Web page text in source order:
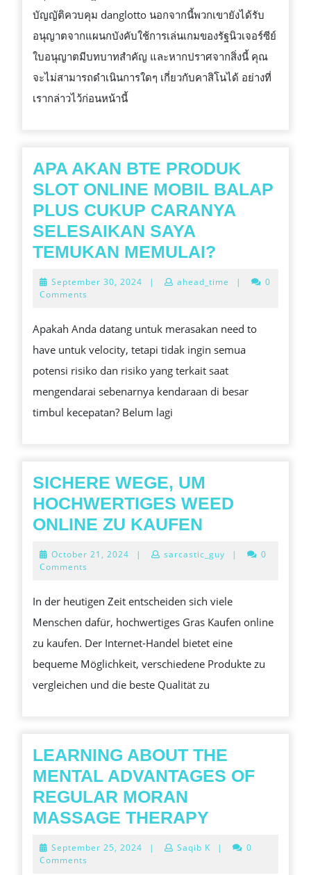
บัญญัติควบคุม danglotto นอกจากนี้พวกเขายังได้รับ
อนุญาตจากแผนกบังคับใช้การเล่นเกมของรัฐนิวเจอร์ซีย์
ใบอนุญาตมีบทบาทสำคัญ และหากปราศจากสิ่งนี้ คุณ
จะไม่สามารถดำเนินการใดๆ เกี่ยวกับคาสิโนได้ อย่างที่
เรากล่าวไว้ก่อนหน้านี้
APA AKAN BTE PRODUK
SLOT ONLINE MOBIL BALAP
PLUS CUKUP CARANYA
SELESAIKAN SAYA
TEMUKAN MEMULAI?
BTE
SLOT
ONLINE
MOBIL
BALAP
SAYA
September 30, 2024 September
| ahead_time |
0
Comments
Apakah Anda datang untuk merasakan need to
have untuk velocity, tetapi tidak ingin semua
potensi risiko dan risiko yang terkait saat
mengendarai sebenarnya kendaraan di besar
timbul kecepatan? Belum lagi
SICHERE WEGE, UM
HOCHWERTIGES WEED
ONLINE ZU KAUFEN
UM
WEED
ONLINE
ZU
KAUFEN
October 21, 2024 October
| sarcastic_guy |
0
Comments
In der heutigen Zeit entscheiden sich viele
Menschen dafür, hochwertiges Gras Kaufen online
zu kaufen. Der Internet-Handel bietet eine
bequeme Möglichkeit, verschiedene Produkte zu
vergleichen und die beste Qualität zu
LEARNING ABOUT THE
MENTAL ADVANTAGES OF
REGULAR MORAN
MASSAGE THERAPY
THE
September 25, 2024 September
| Saqib K |
0
Comments